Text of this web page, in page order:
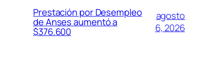
Prestación por Desempleo
de Anses aumentó a
$376.600
agosto
6, 2026